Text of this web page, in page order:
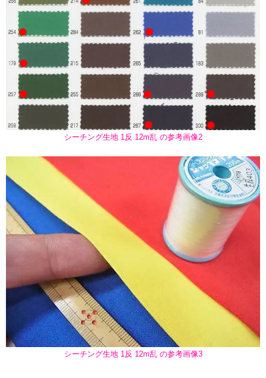
シーチング生地 1反 12m乱 の参考画像2
シーチング生地 1反 12m乱 の参考画像3